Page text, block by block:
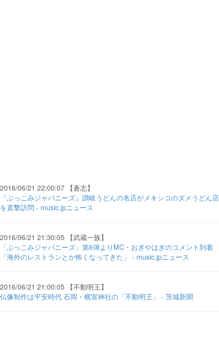
2016/06/21 22:00:07 【蒼志】
『ぶっこみジャパニーズ』讃岐うどんの名店がメキシコのダメうどん店
を直撃訪問 - music.jpニュース
2016/06/21 21:30:05 【武蔵一族】
「ぶっこみジャパニーズ」第6弾よりMC・おぎやはぎのコメント到着
「海外のレストランとか怖くなってきた」 - music.jpニュース
2016/06/21 21:00:05 【不動明王】
仏像制作は平安時代 石岡・横室神社の「不動明王」 - 茨城新聞